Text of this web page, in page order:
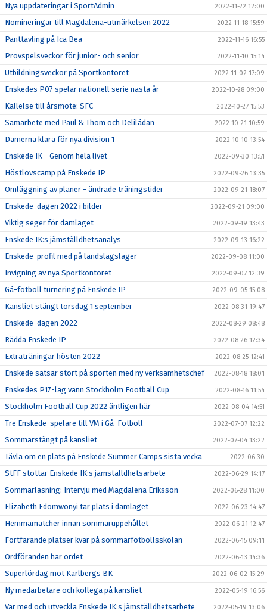
Nya uppdateringar i SportAdmin 2022-11-22 12:00
Nomineringar till Magdalena-utmärkelsen 2022 2022-11-18 15:59
Panttävling på Ica Bea 2022-11-16 16:55
Provspelsveckor för junior- och senior 2022-11-10 15:14
Utbildningsveckor på Sportkontoret 2022-11-02 17:09
Enskedes P07 spelar nationell serie nästa år 2022-10-28 09:00
Kallelse till årsmöte: SFC 2022-10-27 15:53
Samarbete med Paul & Thom och Delilådan 2022-10-21 10:59
Damerna klara för nya division 1 2022-10-10 13:54
Enskede IK - Genom hela livet 2022-09-30 13:51
Höstlovscamp på Enskede IP 2022-09-26 13:35
Omläggning av planer - ändrade träningstider 2022-09-21 18:07
Enskede-dagen 2022 i bilder 2022-09-21 09:00
Viktig seger för damlaget 2022-09-19 13:43
Enskede IK:s jämställdhetsanalys 2022-09-13 16:22
Enskede-profil med på landslagsläger 2022-09-08 11:00
Invigning av nya Sportkontoret 2022-09-07 12:39
Gå-fotboll turnering på Enskede IP 2022-09-05 15:08
Kansliet stängt torsdag 1 september 2022-08-31 19:47
Enskede-dagen 2022 2022-08-29 08:48
Rädda Enskede IP 2022-08-26 12:34
Extraträningar hösten 2022 2022-08-25 12:41
Enskede satsar stort på sporten med ny verksamhetschef 2022-08-18 18:01
Enskedes P17-lag vann Stockholm Football Cup 2022-08-16 11:54
Stockholm Football Cup 2022 äntligen här 2022-08-04 14:51
Tre Enskede-spelare till VM i Gå-Fotboll 2022-07-07 12:22
Sommarstängt på kansliet 2022-07-04 13:22
Tävla om en plats på Enskede Summer Camps sista vecka 2022-06-30
StFF stöttar Enskede IK:s jämställdhetsarbete 2022-06-29 14:17
Sommarläsning: Intervju med Magdalena Eriksson 2022-06-28 11:00
Elizabeth Edomwonyi tar plats i damlaget 2022-06-23 14:47
Hemmamatcher innan sommaruppehållet 2022-06-21 12:47
Fortfarande platser kvar på sommarfotbollsskolan 2022-06-15 09:11
Ordföranden har ordet 2022-06-13 14:36
Superlördag mot Karlbergs BK 2022-06-02 15:29
Ny medarbetare och kollega på kansliet 2022-05-19 16:56
Var med och utveckla Enskede IK:s jämställdhetsarbete 2022-05-19 13:06